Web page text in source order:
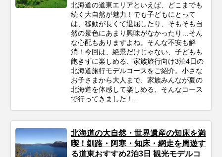
北海道の道東エリアといえば、どこまでも
続く大自然が魅力！でも子どもにとって
は、移動が長くて退屈したり、そもそも自
然の景色にあまり興味がなかったり…そん
な心配もありますよね。そんな不安も解
消！今回は、絶景だけじゃない、子どもも
飽きずに楽しめる、家族旅行向け3泊4日の
北海道旅行モデルコースをご紹介。小さな
お子さまから大人まで、家族みんなが夏の
北海道を体感して楽しめる、そんなコース
で行ってきました！...
北海道の大自然・世界遺産の知床を満
喫！釧路・阿寒・知床・網走を周遊す
る道東おすすめ2泊3日 観光モデルコ